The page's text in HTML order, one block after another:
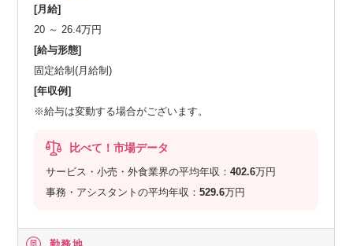
[月給]
20 ～ 26.4万円
[給与形態]
固定給制(月給制)
[年収例]
※給与は変動する場合がございます。
比べて！市場データ
サービス・小売・外食業界の平均年収：402.6万円
事務・アシスタントの平均年収：529.6万円